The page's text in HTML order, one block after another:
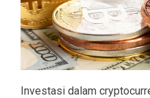
Investasi dalam